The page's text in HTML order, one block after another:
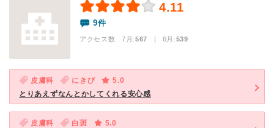
4.11
9件
アクセス数 7月:567 | 6月:539
皮膚科 にきび
5.0
とりあえずなんとかしてくれる安心感
皮膚科 白斑
5.0